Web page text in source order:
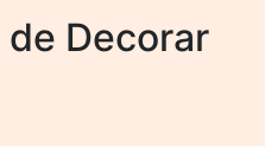
Decorar